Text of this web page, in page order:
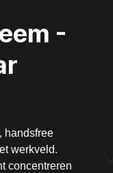
-
handsfree
werkveld.
concentreren